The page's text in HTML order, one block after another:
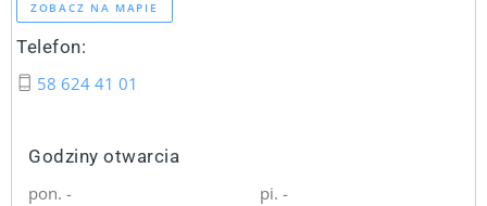
ZOBACZ NA MAPIE
Telefon:
58 624 41 01
Godziny otwarcia
pon. -
pi. -